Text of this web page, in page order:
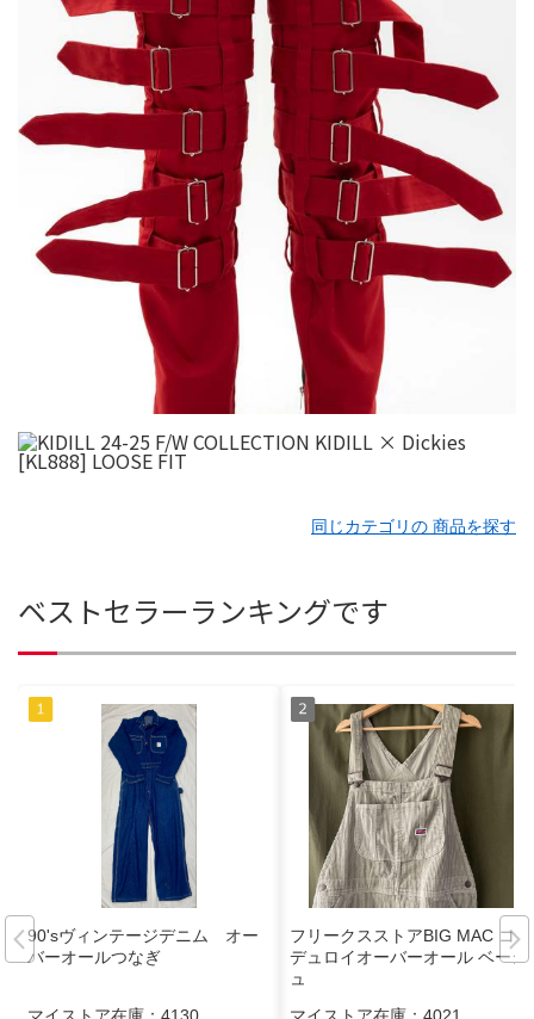
同じカテゴリの 商品を探す
ベストセラーランキングです
90'sヴィンテージデニム オー
バーオールつなぎ
マイストア在庫： 4130
フリークスストアBIG MAC コー
デュロイオーバーオール ベージ
ュ
マイストア在庫： 4021